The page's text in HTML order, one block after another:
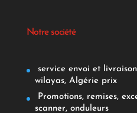
Notre société
service envoi et
wilayas, Algérie prix
Promotions, remises,
scanner, onduleurs